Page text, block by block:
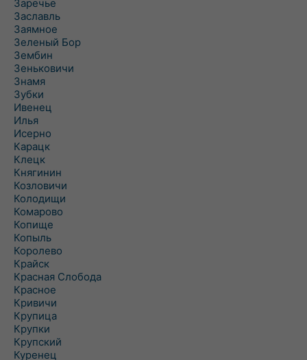
Заречье
Заславль
Заямное
Зеленый Бор
Зембин
Зеньковичи
Знамя
Зубки
Ивенец
Илья
Исерно
Карацк
Клецк
Княгинин
Козловичи
Колодищи
Комарово
Копище
Копыль
Королево
Крайск
Красная Слобода
Красное
Кривичи
Крупица
Крупки
Крупский
Куренец